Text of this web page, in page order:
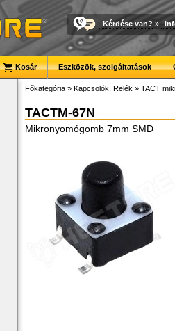
Kérdése van? »
Kosár Eszközök, szolgáltatások
Főkategória » Kapcsolók, Relék » TACT
TACTM-67N
Mikronyomógomb 7mm SMD